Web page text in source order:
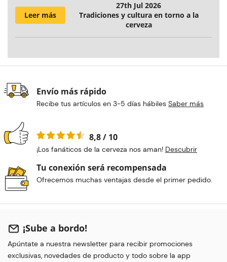
Leer más
27th Jul 2026
Tradiciones y cultura en torno a la
cerveza
Envío más rápido
Recibe tus artículos en 3-5 días hábiles Saber más
8,8 / 10
¡Los fanáticos de la cerveza nos aman! Descubrir
Tu conexión será recompensada
Ofrecemos muchas ventajas desde el primer pedido.
¡Sube a bordo!
Apúntate a nuestra newsletter para recibir promociones
exclusivas, novedades de producto y todo sobre la app